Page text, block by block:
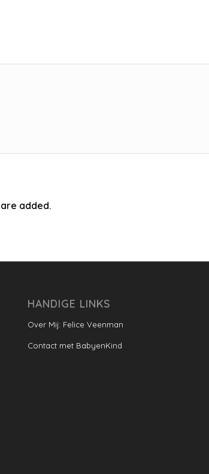
added.
HANDIGE LINKS
Over Mij: Felice Veenman
Contact met BabyenKind